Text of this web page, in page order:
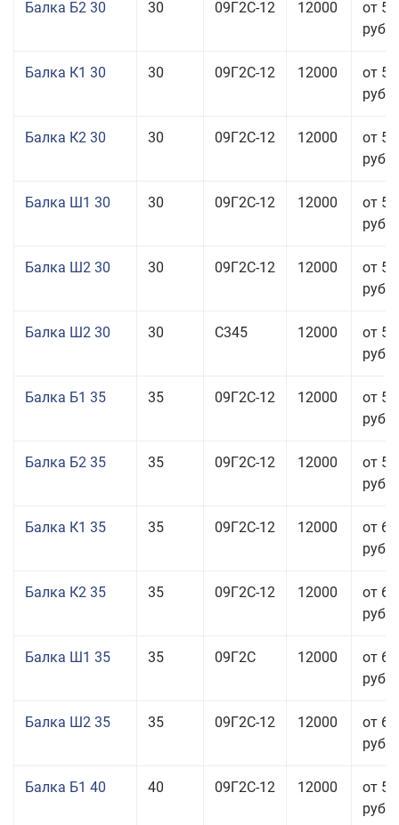
Балка Б2 30 30 09Г2С-12 12000
от
руб.
Балка К1 30 30 09Г2С-12 12000
от
руб.
Балка К2 30 30 09Г2С-12 12000
от
руб.
Балка Ш1 30 30 09Г2С-12 12000
от
руб.
Балка Ш2 30 30 09Г2С-12 12000
от
руб.
Балка Ш2 30 30 С345 12000
от
руб.
Балка Б1 35 35 09Г2С-12 12000
от
руб.
Балка Б2 35 35 09Г2С-12 12000
от
руб.
Балка К1 35 35 09Г2С-12 12000
от
руб.
Балка К2 35 35 09Г2С-12 12000
от
руб.
Балка Ш1 35 35 09Г2С 12000
от
руб.
Балка Ш2 35 35 09Г2С-12 12000
от
руб.
Балка Б1 40 40 09Г2С-12 12000
от
руб.